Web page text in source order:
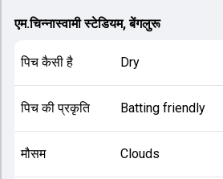
एम.चिन्नास्वामी स्टेडियम, बेंगलुरू
पिच कैसी है Dry
पिच की प्रकृति Batting friendly
मौसम Clouds